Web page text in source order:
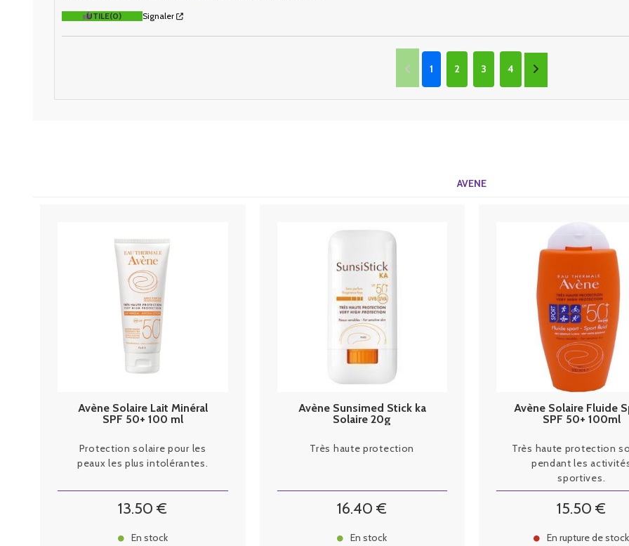
UTILE(0) Signaler
1 2 3 4
AVENE
Avène Solaire Lait Minéral
SPF 50+ 100 ml
Protection solaire pour les
peaux les plus intolérantes.
13.50 €
En stock
Avène Sunsimed Stick ka
Solaire 20g
Très haute protection
16.40 €
En stock
Avène Solaire Fluide
SPF 50+ 100ml
Très haute protection
pendant les
sportives.
15.50 €
En rupture de stock